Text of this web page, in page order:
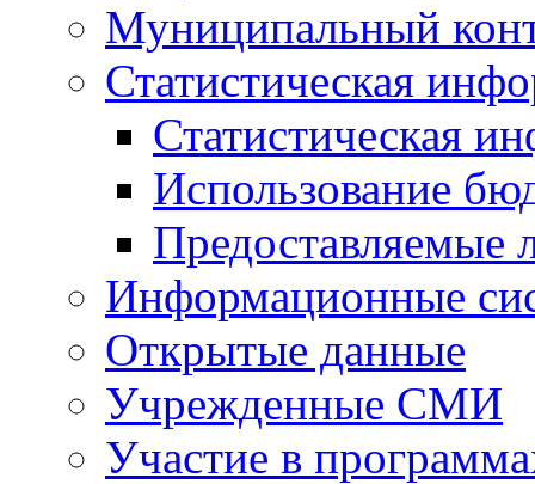
Муниципальный
Статистическая
Статистическая
Использование
Предоставляемые
Информационные
Открытые данные
Учрежденные СМИ
Участие в